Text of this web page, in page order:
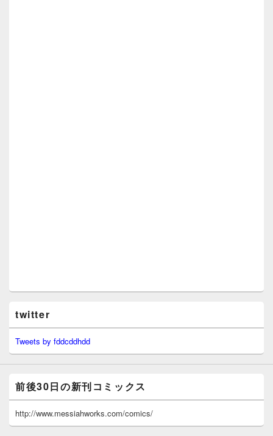
twitter
Tweets by fddcddhdd
前後30日の新刊コミックス
http://www.messiahworks.com/comics/